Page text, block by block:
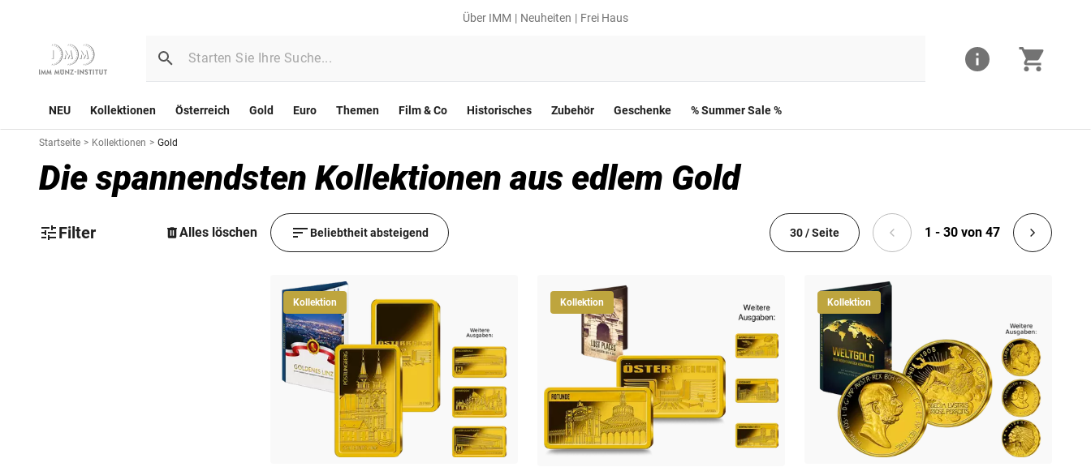
Über IMM Neuheiten Frei Haus
NEU Kollektionen Österreich Gold Euro Themen Film & Co Historisches Zubehör Geschenke % Summer Sale %
Startseite > Kollektionen > Gold
Die spannendsten Kollektionen aus edlem Gold
Filter Alles löschen Beliebtheit absteigend 30 / Seite 1 - 30 von 47
Kollektion Kollektion Kollektion